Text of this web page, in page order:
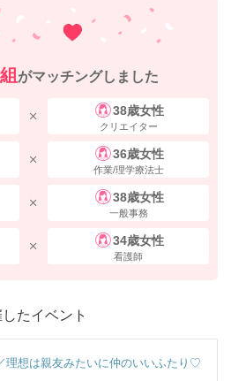
がマッチングしました
38歳女性
クリエイター
36歳女性
作業/理学療法士
38歳女性
一般事務
34歳女性
看護師
たイベント
理想は親友みたいに仲のいいふたり♡